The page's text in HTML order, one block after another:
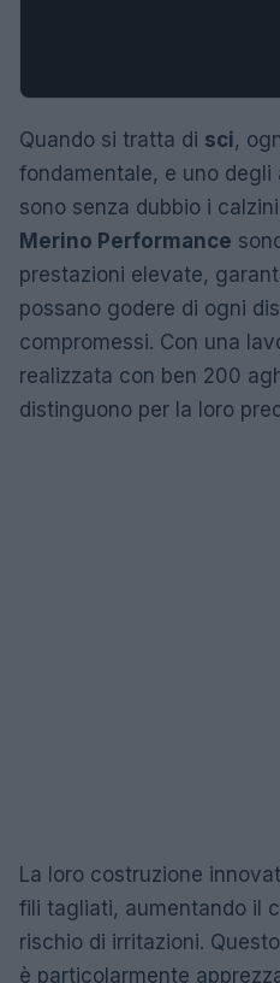
Quando si tratta di sci,
fondamentale, e uno
sono senza dubbio i
Merino Performance
prestazioni elevate,
possano godere di ogni
compromessi. Con una
realizzata con ben 200
distinguono per la loro
La loro costruzione
fili tagliati, aumentando il
rischio di irritazioni.
è particolarmente